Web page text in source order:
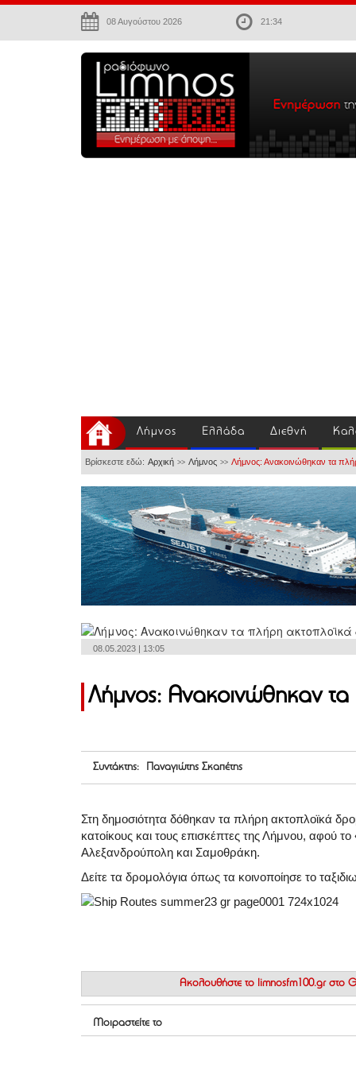
08 Αυγούστου 2026 21:34
Λήμνος Ελλάδα Διεθνή
Βρίσκεστε εδώ: Αρχική >> Λήμνος >> Λήμνος: Ανακοινώθηκαν τα
08.05.2023 | 13:05
Λήμνος: Ανακοινώθηκαν
Συντάκτης: Παναγιώτης Σκαπέτης
Στη δημοσιότητα δόθηκαν τα πλήρη ακτοπλοϊκά
κατοίκους και τους επισκέπτες της Λήμνου, αφού
Αλεξανδρούπολη και Σαμοθράκη.
Δείτε τα δρομολόγια όπως τα κοινοποίησε το
Ακολουθήστε το limnosfm100.gr στο
Μοιραστείτε το